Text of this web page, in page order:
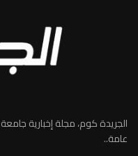
الجريدة كوم، مجلة إخبارية
عامة..